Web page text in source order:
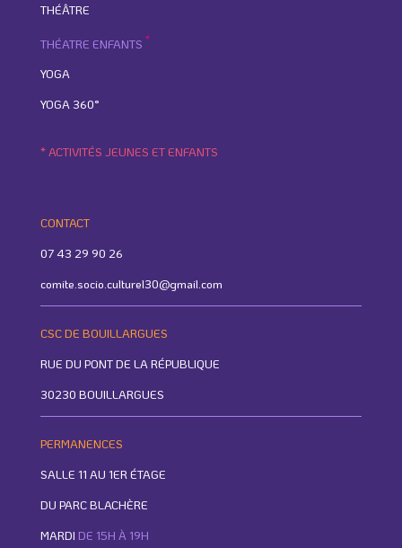
THÉÂTRE
THÉATRE ENFANTS *
YOGA
YOGA 360°
* ACTIVITÉS JEUNES ET ENFANTS
CONTACT
07 43 29 90 26
comite.socio.culturel30@gmail.com
CSC DE BOUILLARGUES
RUE DU PONT DE LA RÉPUBLIQUE
30230 BOUILLARGUES
PERMANENCES
SALLE 11 AU 1ER ÉTAGE
DU PARC BLACHÈRE
MARDI DE 15H À 19H